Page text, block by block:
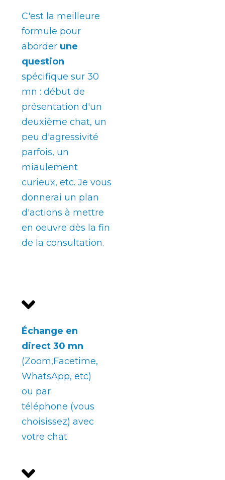
C'est la meilleure
formule pour
aborder une
question
spécifique sur 30
mn : début de
présentation d'un
deuxième chat, un
peu d'agressivité
parfois, un
miaulement
curieux, etc. Je vous
donnerai un plan
d'actions à mettre
en oeuvre dès la fin
de la consultation.
Échange en
direct 30 mn
(Zoom,Facetime,
WhatsApp, etc)
ou par
téléphone (vous
choisissez) avec
votre chat.